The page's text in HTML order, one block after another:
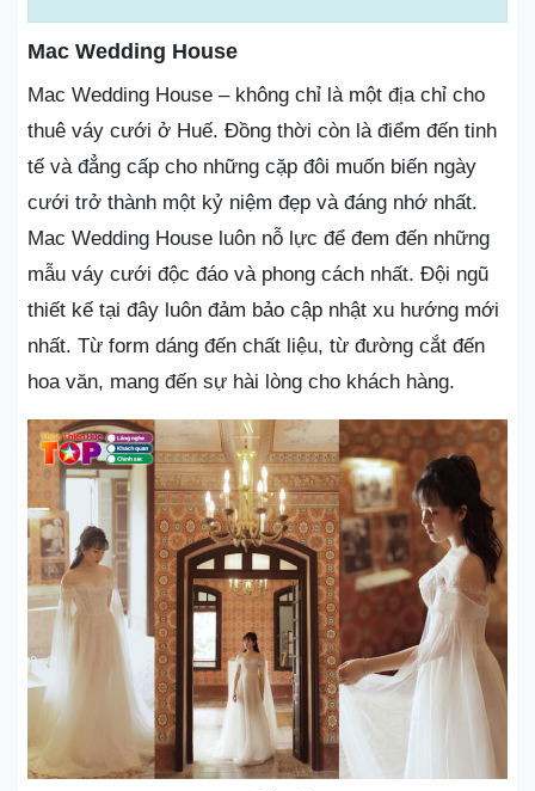
Mac Wedding House
Mac Wedding House – không chỉ là một địa chỉ cho
thuê váy cưới ở Huế. Đồng thời còn là điểm đến tinh
tế và đẳng cấp cho những cặp đôi muốn biến ngày
cưới trở thành một kỷ niệm đẹp và đáng nhớ nhất.
Mac Wedding House luôn nỗ lực để đem đến những
mẫu váy cưới độc đáo và phong cách nhất. Đội ngũ
thiết kế tại đây luôn đảm bảo cập nhật xu hướng mới
nhất. Từ form dáng đến chất liệu, từ đường cắt đến
hoa văn, mang đến sự hài lòng cho khách hàng.